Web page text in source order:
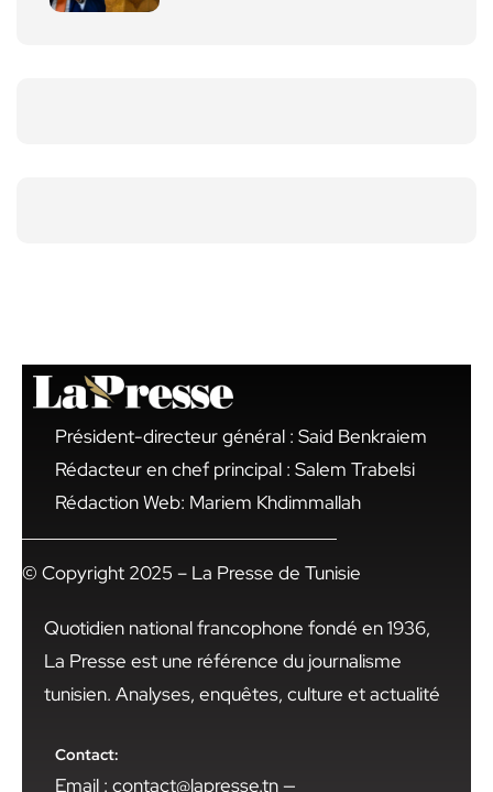
Président-directeur général : Said Benkraiem
Rédacteur en chef principal : Salem Trabelsi
Rédaction Web: Mariem Khdimmallah
© Copyright 2025 – La Presse de Tunisie
Quotidien national francophone fondé en 1936,
La Presse est une référence du journalisme
tunisien. Analyses, enquêtes, culture et actualité
Contact:
Email : contact@lapresse.tn —